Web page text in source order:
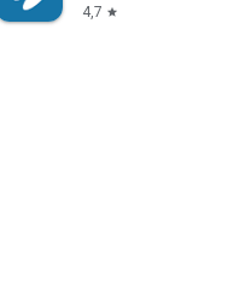
4,7 star